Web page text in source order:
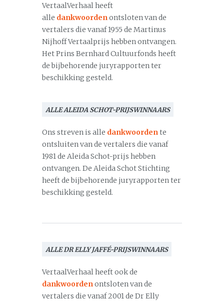
VertaalVerhaal heeft
alle dankwoordenontsloten van de
vertalers die vanaf 1955 de Martinus
Nijhoff Vertaalprijs hebben ontvangen.
Het Prins Bernhard Cultuurfonds heeft
de bijbehorende juryrapporten ter
beschikking gesteld.
ALLE ALEIDA SCHOT-PRIJSWINNAARS
Ons streven is alle dankwoordente
ontsluiten van de vertalers die vanaf
1981 de Aleida Schot-prijs hebben
ontvangen. De Aleida Schot Stichting
heeft de bijbehorende juryrapporten ter
beschikking gesteld.
ALLE DR ELLY JAFFÉ-PRIJSWINNAARS
VertaalVerhaal heeft ook de
dankwoordenontsloten van de
vertalers die vanaf 2001 de Dr Elly